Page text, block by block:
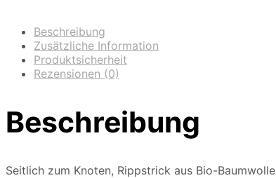
Beschreibung
Zusätzliche Information
Produktsicherheit
Rezensionen (0)
Beschreibung
Seitlich zum Knoten, Rippstrick aus Bio-Baumwolle